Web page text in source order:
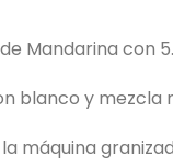
Mandarina con
blanco y mezcla
máquina